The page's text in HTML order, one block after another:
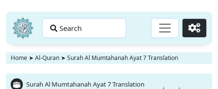
Search Go
Home ➤ Al-Quran ➤ Surah Al Mumtahanah Ayat 7 Translation
Surah Al Mumtahanah Ayat 7 Translation